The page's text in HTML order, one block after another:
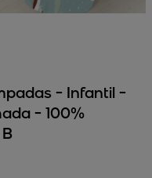
- Infantil -
- 100%